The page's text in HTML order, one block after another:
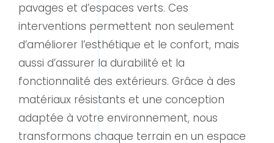
pavages et d’espaces verts. Ces
interventions permettent non seulement
d’améliorer l’esthétique et le confort, mais
aussi d’assurer la durabilité et la
fonctionnalité des extérieurs. Grâce à des
matériaux résistants et une conception
adaptée à votre environnement, nous
transformons chaque terrain en un espace